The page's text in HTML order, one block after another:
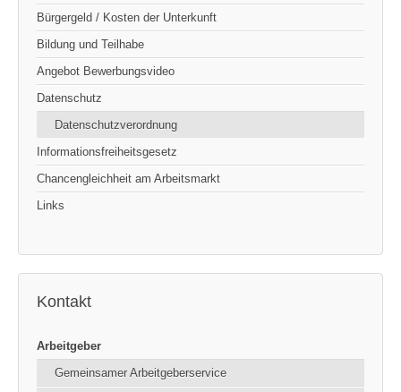
Bürgergeld / Kosten der Unterkunft
Bildung und Teilhabe
Angebot Bewerbungsvideo
Datenschutz
Datenschutzverordnung
Informationsfreiheitsgesetz
Chancengleichheit am Arbeitsmarkt
Links
Kontakt
Arbeitgeber
Gemeinsamer Arbeitgeberservice